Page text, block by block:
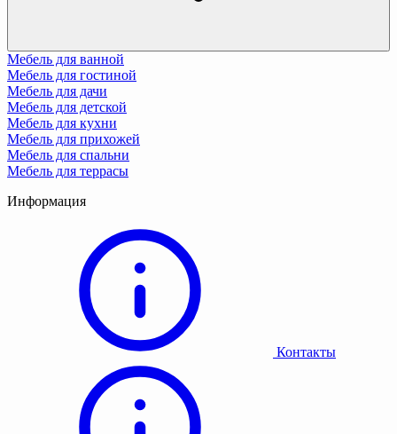
Мебель для ванной
Мебель для гостиной
Мебель для дачи
Мебель для детской
Мебель для кухни
Мебель для прихожей
Мебель для спальни
Мебель для террасы
Информация
Контакты